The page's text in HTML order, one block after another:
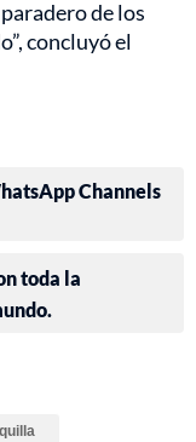
de los
concluyó el
Channels
toda la